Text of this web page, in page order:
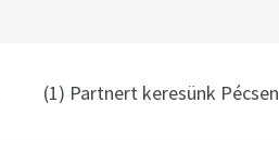
(1) Partnert keresünk Pécsen